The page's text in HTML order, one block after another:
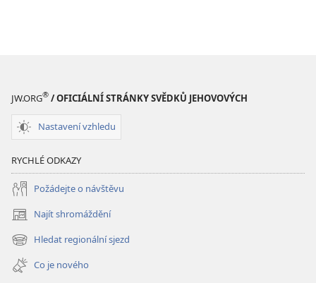
JW.ORG® / OFICIÁLNÍ STRÁNKY SVĚDKŮ JEHOVOVÝCH
Nastavení vzhledu
RYCHLÉ ODKAZY
Požádejte o návštěvu
Najít shromáždění
(otevřeno
nové
okno)
Hledat regionální sjezd
(otevřeno
nové
okno)
Co je nového